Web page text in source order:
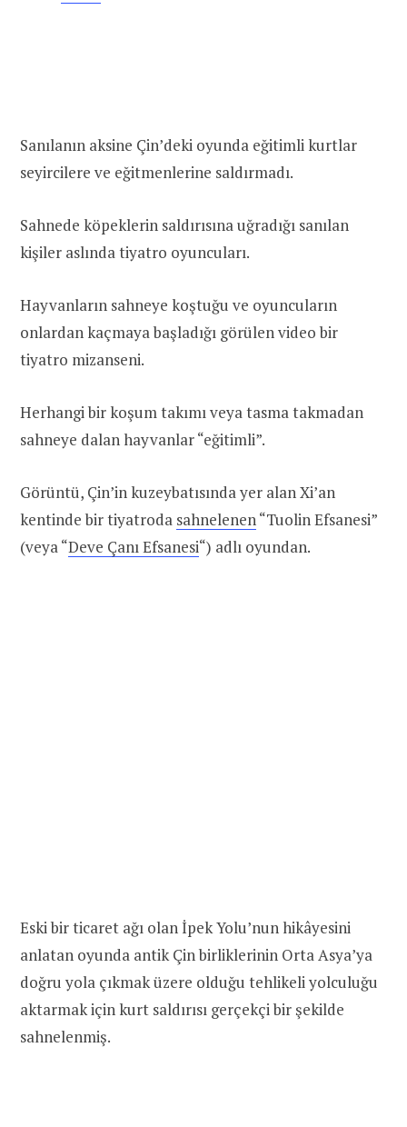
Sanılanın aksine Çin’deki oyunda eğitimli kurtlar
seyircilere ve eğitmenlerine saldırmadı.
Sahnede köpeklerin saldırısına uğradığı sanılan
kişiler aslında tiyatro oyuncuları.
Hayvanların sahneye koştuğu ve oyuncuların
onlardan kaçmaya başladığı görülen video bir
tiyatro mizanseni.
Herhangi bir koşum takımı veya tasma takmadan
sahneye dalan hayvanlar “eğitimli”.
Görüntü, Çin’in kuzeybatısında yer alan Xi’an
kentinde bir tiyatroda sahnelenen“Tuolin Efsanesi”
(veya “Deve Çanı Efsanesi“) adlı oyundan.
Eski bir ticaret ağı olan İpek Yolu’nun hikâyesini
anlatan oyunda antik Çin birliklerinin Orta Asya’ya
doğru yola çıkmak üzere olduğu tehlikeli yolculuğu
aktarmak için kurt saldırısı gerçekçi bir şekilde
sahnelenmiş.